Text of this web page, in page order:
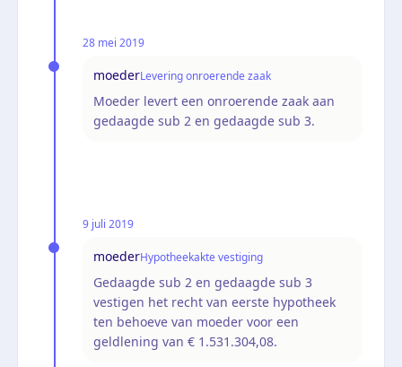
28 mei 2019
moederLevering onroerende zaak
Moeder levert een onroerende zaak aan
gedaagde sub 2 en gedaagde sub 3.
9 juli 2019
moederHypotheekakte vestiging
Gedaagde sub 2 en gedaagde sub 3
vestigen het recht van eerste hypotheek
ten behoeve van moeder voor een
geldlening van € 1.531.304,08.